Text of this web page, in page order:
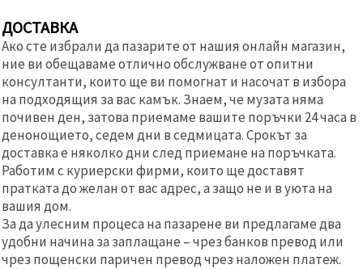
ДОСТАВКА
Ако сте избрали да пазарите от нашия онлайн магазин,
ние ви обещаваме отлично обслужване от опитни
консултанти, които ще ви помогнат и насочат в избора
на подходящия за вас камък. Знаем, че музата няма
почивен ден, затова приемаме вашите поръчки 24 часа в
денонощието, седем дни в седмицата. Срокът за
доставка е няколко дни след приемане на поръчката.
Работим с куриерски фирми, които ще доставят
пратката до желан от вас адрес, а защо не и в уюта на
вашия дом.
За да улесним процеса на пазарене ви предлагаме два
удобни начина за заплащане – чрез банков превод или
чрез пощенски паричен превод чрез наложен платеж.